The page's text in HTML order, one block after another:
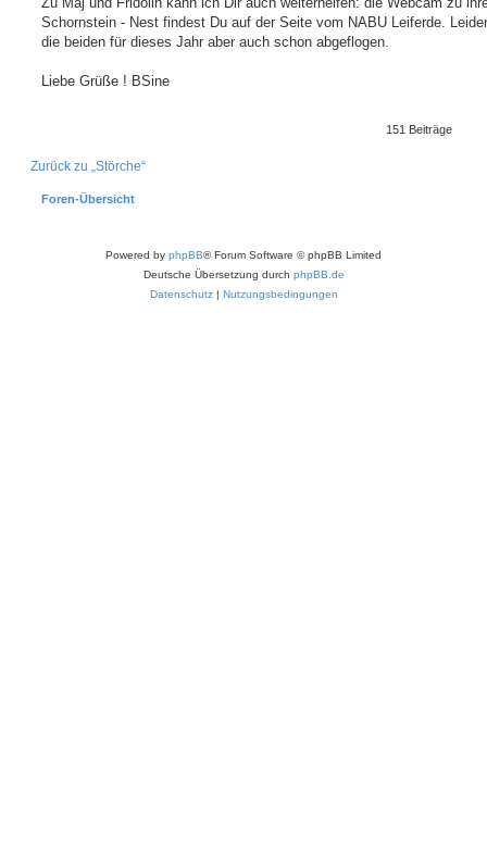
Schornstein - Nest findest Du auf der Seite vom NABU Leiferde.
die beiden für dieses Jahr aber auch schon abgeflogen.
Liebe Grüße ! BSine
151 Beiträge
Zurück zu „Störche“
Foren-Übersicht
Powered by phpBB® Forum Software © phpBB Limited
Deutsche Übersetzung durch phpBB.de
Datenschutz| Nutzungsbedingungen